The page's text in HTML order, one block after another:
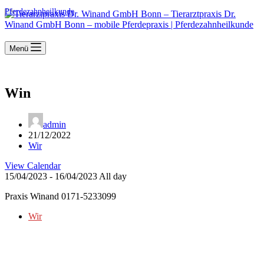
Pferdezahnheilkunde
Menü
Win
admin
21/12/2022
Wir
View Calendar
15/04/2023 - 16/04/2023 All day
Praxis Winand 0171-5233099
Wir